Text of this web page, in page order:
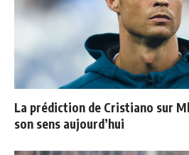
La prédiction de Cristiano sur
son sens aujourd’hui